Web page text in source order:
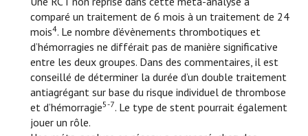
comparé un traitement de 6 mois à un traitement de 24
mois4. Le nombre d’évènements thrombotiques et
d’hémorragies ne différait pas de manière significative
entre les deux groupes. Dans des commentaires, il est
conseillé de déterminer la durée d’un double traitement
antiagrégant sur base du risque individuel de thrombose
et d’hémorragie5-7. Le type de stent pourrait également
jouer un rôle.